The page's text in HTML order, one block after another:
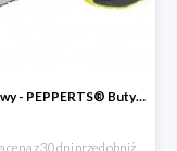
Hit cenowy - PEPPERTS® Buty zimowe chłopięce
*najniższa cena z 30 dni przed obniżką